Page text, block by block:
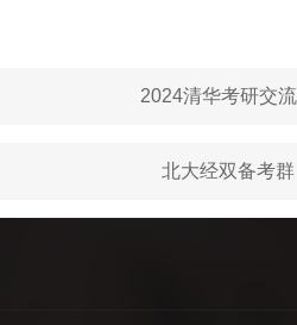
2024清华考研交
北大经双备考群